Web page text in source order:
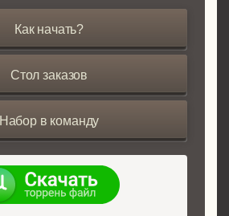
Как начать?
Стол заказов
Набор в команду